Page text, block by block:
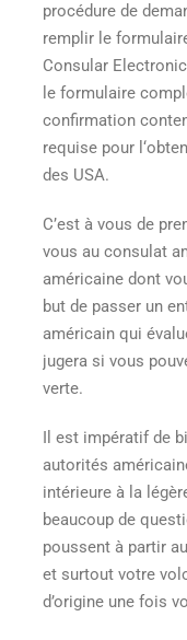
procédure de
remplir le
Consular
le formulaire
confirmation
requise pour
des USA.
C’est à vous de
vous au consulat
américaine dont
but de passer un
américain qui
jugera si vous
verte.
Il est impératif de
autorités
intérieure à la
beaucoup de
poussent à partir
et surtout votre
d’origine une fois